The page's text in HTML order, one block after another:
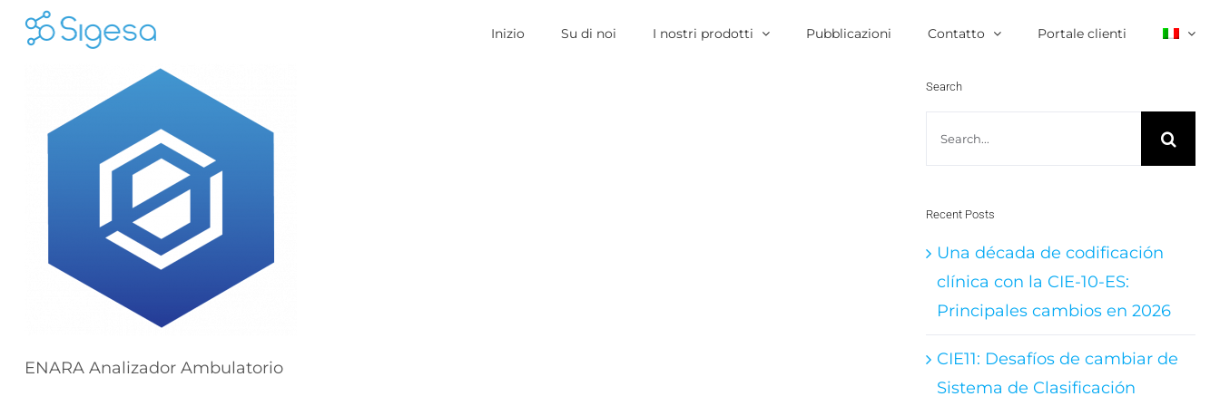
Skip
Inizio Su di noi I nostri prodotti Pubblicazioni Contatto Portale clienti
ENARA Analizador Ambulatorio
Search
Recent Posts
Una década de codificación
clínica con la CIE-10-ES:
Principales cambios en 2026
CIE11: Desafíos de cambiar de
Sistema de Clasificación